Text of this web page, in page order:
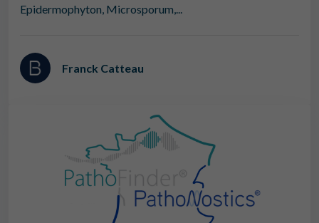
Epidermophyton, Microsporum,...
Franck Catteau